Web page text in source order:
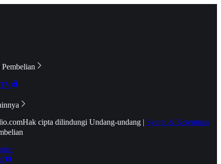
Hak cipta dilindungi Undang-undang | Syarat & Ketentuan